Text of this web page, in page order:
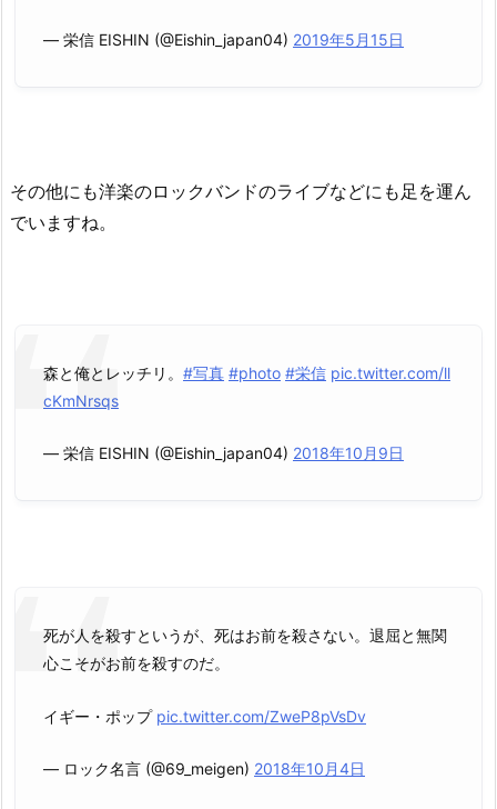
— 栄信 EISHIN (@Eishin_japan04) 2019年5月15日
その他にも洋楽のロックバンドのライブなどにも足を運ん
でいますね。
森と俺とレッチリ。 #写真 #photo #栄信 pic.twitter.com/ll
cKmNrsqs
— 栄信 EISHIN (@Eishin_japan04) 2018年10月9日
死が人を殺すというが、死はお前を殺さない。退屈と無関
心こそがお前を殺すのだ。
イギー・ポップ pic.twitter.com/ZweP8pVsDv
— ロック名言 (@69_meigen) 2018年10月4日